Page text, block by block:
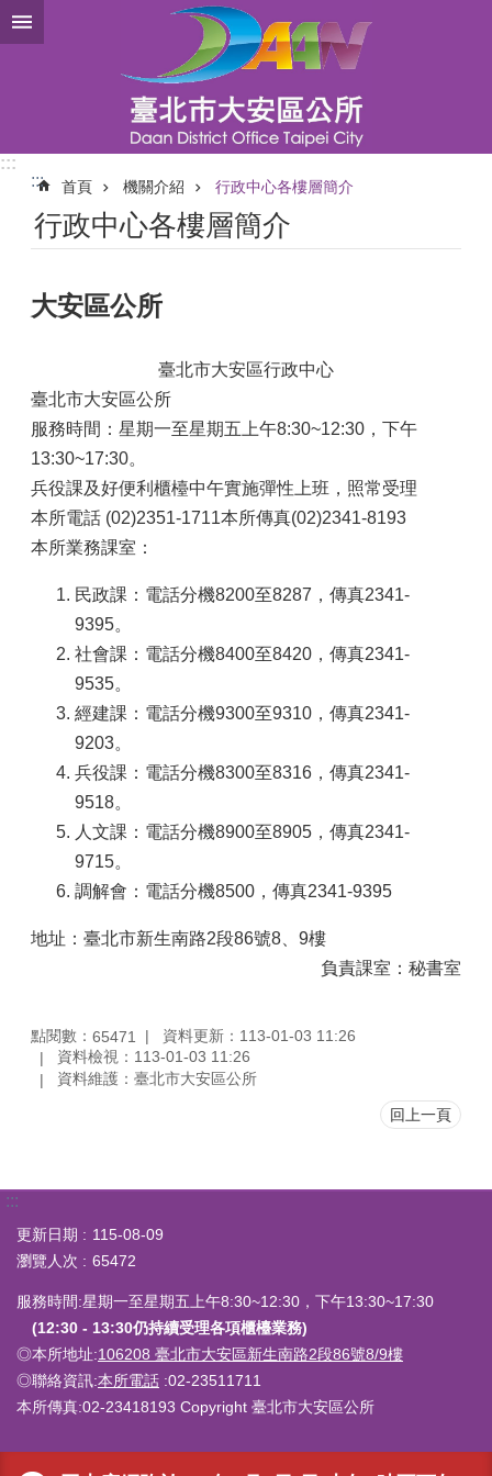
跳到主要內容區塊
:::
::: 首頁 機關介紹 行政中心各樓層簡介
行政中心各樓層簡介
大安區公所
臺北市大安區行政中心
臺北市大安區公所
服務時間：星期一至星期五上午8:30~12:30，下午
13:30~17:30。
兵役課及好便利櫃檯中午實施彈性上班，照常受理
本所電話 (02)2351-1711本所傳真(02)2341-8193
本所業務課室：
民政課：電話分機8200至8287，傳真2341-
9395。
社會課：電話分機8400至8420，傳真2341-
9535。
經建課：電話分機9300至9310，傳真2341-
9203。
兵役課：電話分機8300至8316，傳真2341-
9518。
人文課：電話分機8900至8905，傳真2341-
9715。
調解會：電話分機8500，傳真2341-9395
地址：臺北市新生南路2段86號8、9樓
負責課室：秘書室
點閱數： 65471
資料更新：113-01-03 11:26
資料檢視：113-01-03 11:26
資料維護：臺北市大安區公所
回上一頁
:::
更新日期
115-08-09
瀏覽人次
65472
服務時間:星期一至星期五上午8:30~12:30，下午13:30~17:30
(12:30 - 13:30仍持續受理各項櫃檯業務)
◎本所地址:106208 臺北市大安區新生南路2段86號8/9樓
◎聯絡資訊:本所電話 :02-23511711
本所傳真:02-23418193 Copyright 臺北市大安區公所